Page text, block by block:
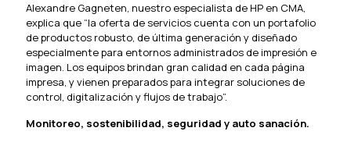
Alexandre Gagneten, nuestro especialista de HP en CMA,
explica que “la oferta de servicios cuenta con un portafolio
de productos robusto, de última generación y diseñado
especialmente para entornos administrados de impresión e
imagen. Los equipos brindan gran calidad en cada página
impresa, y vienen preparados para integrar soluciones de
control, digitalización y flujos de trabajo”.
Monitoreo, sostenibilidad, seguridad y auto sanación.